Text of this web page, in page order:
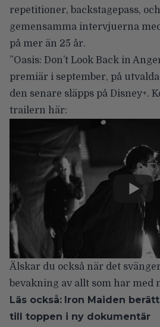
repetitioner, backstagepass,
gemensamma intervjuerna
på mer än 25 år.
”Oasis: Don’t Look Back in
premiär i september, på
den senare släpps på Disney+.
trailern här:
Älskar du också när det
bevakning av allt som har med
Läs också: Iron Maiden
till toppen i ny dokumentär